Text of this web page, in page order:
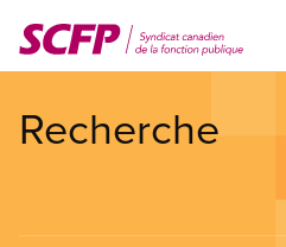
au
contenu
Recherche